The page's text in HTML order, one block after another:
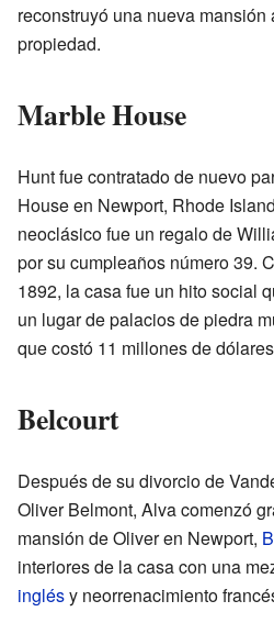
reconstruyó una nueva
propiedad.
Marble House
Hunt fue contratado de nuevo
House en Newport, Rhode
neoclásico fue un regalo de
por su cumpleaños número 39.
1892, la casa fue un hito social
un lugar de palacios de piedra
que costó 11 millones de
Belcourt
Después de su divorcio de
Oliver Belmont, Alva comenzó
mansión de Oliver en Newport,
interiores de la casa con una
inglésy neorrenacimiento